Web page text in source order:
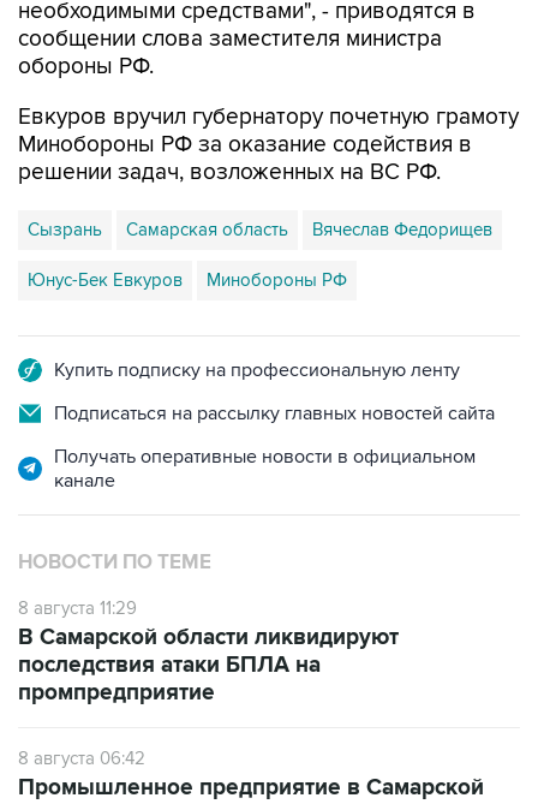
необходимыми средствами", - приводятся в
сообщении слова заместителя министра
обороны РФ.
Евкуров вручил губернатору почетную грамоту
Минобороны РФ за оказание содействия в
решении задач, возложенных на ВС РФ.
Сызрань Самарская область Вячеслав Федорищев
Юнус-Бек Евкуров Минобороны РФ
Купить подписку на профессиональную ленту
Подписаться на рассылку главных новостей сайта
Получать оперативные новости в официальном
канале
НОВОСТИ ПО ТЕМЕ
8 августа 11:29
В Самарской области ликвидируют
последствия атаки БПЛА на
промпредприятие
8 августа 06:42
Промышленное предприятие в Самарской